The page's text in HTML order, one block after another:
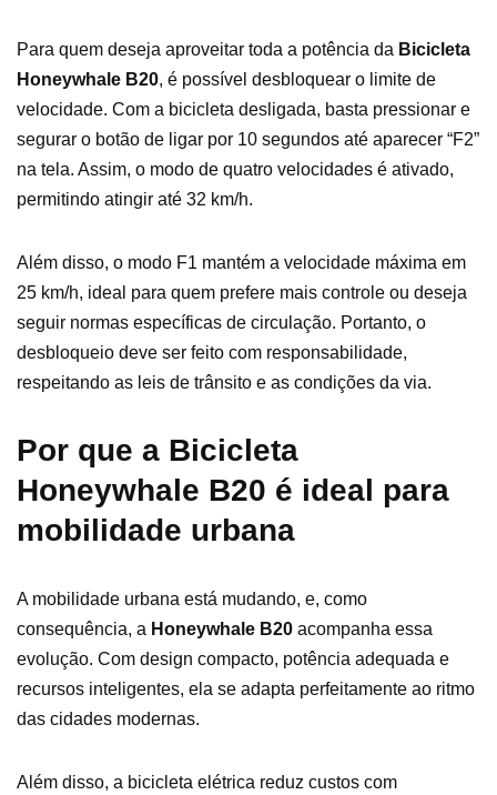
Para quem deseja aproveitar toda a potência da Bicicleta
Honeywhale B20, é possível desbloquear o limite de
velocidade. Com a bicicleta desligada, basta pressionar e
segurar o botão de ligar por 10 segundos até aparecer “F2”
na tela. Assim, o modo de quatro velocidades é ativado,
permitindo atingir até 32 km/h.
Além disso, o modo F1 mantém a velocidade máxima em
25 km/h, ideal para quem prefere mais controle ou deseja
seguir normas específicas de circulação. Portanto, o
desbloqueio deve ser feito com responsabilidade,
respeitando as leis de trânsito e as condições da via.
Por que a Bicicleta
Honeywhale B20 é ideal para
mobilidade urbana
A mobilidade urbana está mudando, e, como
consequência, a Honeywhale B20 acompanha essa
evolução. Com design compacto, potência adequada e
recursos inteligentes, ela se adapta perfeitamente ao ritmo
das cidades modernas.
Além disso, a bicicleta elétrica reduz custos com